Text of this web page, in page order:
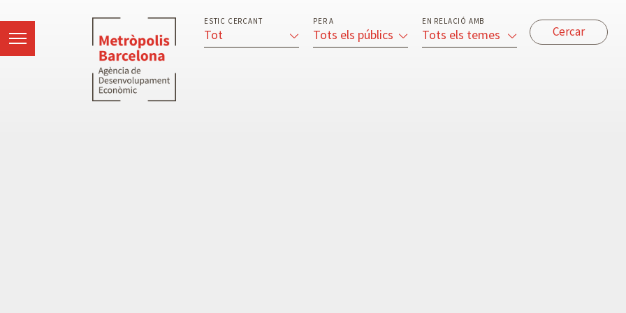
ESTIC CERCANT
Tot
PER A
Tots els públics
EN RELACIÓ AMB
Tots els temes